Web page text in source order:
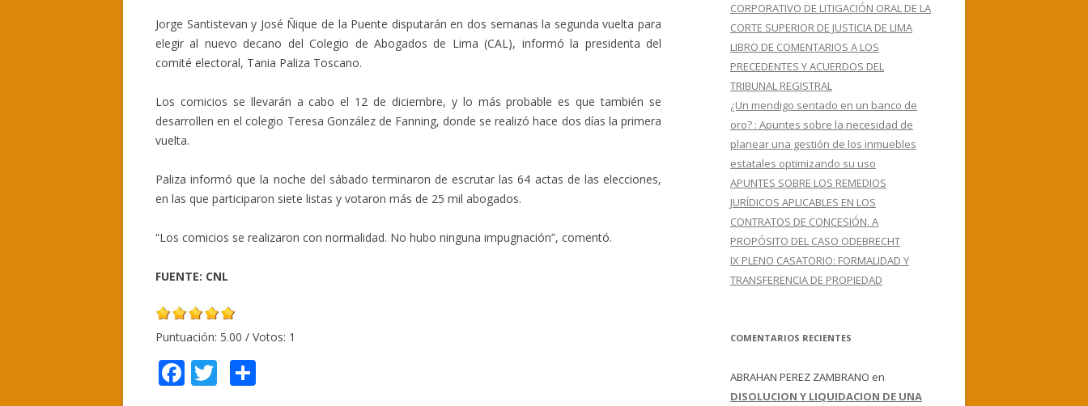
Jorge Santistevan y José Ñique de la Puente disputarán en dos semanas la segunda vuelta para
elegir al nuevo decano del Colegio de Abogados de Lima (CAL), informó la presidenta del
comité electoral, Tania Paliza Toscano.
Los comicios se llevarán a cabo el 12 de diciembre, y lo más probable es que también se
desarrollen en el colegio Teresa González de Fanning, donde se realizó hace dos días la primera
vuelta.
Paliza informó que la noche del sábado terminaron de escrutar las 64 actas de las elecciones,
en las que participaron siete listas y votaron más de 25 mil abogados.
“Los comicios se realizaron con normalidad. No hubo ninguna impugnación”, comentó.
FUENTE: CNL
Puntuación: 5.00 / Votos: 1
F T
CORPORATIVO DE LITIGACIÓN ORAL DE LA
CORTE SUPERIOR DE JUSTICIA DE LIMA
LIBRO DE COMENTARIOS A LOS
PRECEDENTES Y ACUERDOS DEL
TRIBUNAL REGISTRAL
¿Un mendigo sentado en un banco de
oro? : Apuntes sobre la necesidad de
planear una gestión de los inmuebles
estatales optimizando su uso
APUNTES SOBRE LOS REMEDIOS
JURÍDICOS APLICABLES EN LOS
CONTRATOS DE CONCESIÓN. A
PROPÓSITO DEL CASO ODEBRECHT
IX PLENO CASATORIO: FORMALIDAD Y
TRANSFERENCIA DE PROPIEDAD
COMENTARIOS RECIENTES
ABRAHAN PEREZ ZAMBRANO en
DISOLUCION Y LIQUIDACION DE UNA